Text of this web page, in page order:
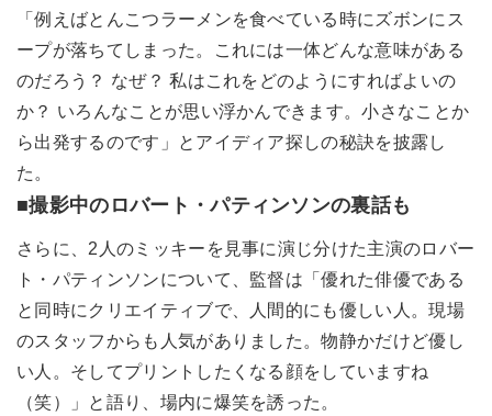
「例えばとんこつラーメンを食べている時にズボンにス
ープが落ちてしまった。これには一体どんな意味がある
のだろう？ なぜ？ 私はこれをどのようにすればよいの
か？ いろんなことが思い浮かんできます。小さなことか
ら出発するのです」とアイディア探しの秘訣を披露し
た。
■撮影中のロバート・パティンソンの裏話も
さらに、2人のミッキーを見事に演じ分けた主演のロバー
ト・パティンソンについて、監督は「優れた俳優である
と同時にクリエイティブで、人間的にも優しい人。現場
のスタッフからも人気がありました。物静かだけど優し
い人。そしてプリントしたくなる顔をしていますね
（笑）」と語り、場内に爆笑を誘った。